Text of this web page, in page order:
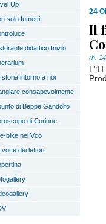
Up
solo fumetti
didattico Inizio
storia intorno a noi
consapevolmente
di Beppe Gandolfo
di Corinne
bike nel Vco
voce dei lettori
24
Il
(h.